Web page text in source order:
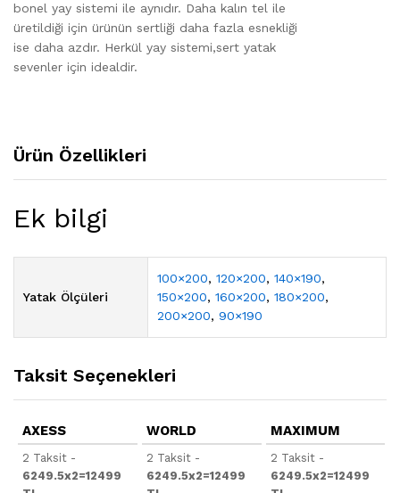
bonel yay sistemi ile aynıdır. Daha kalın tel ile
üretildiği için ürünün sertliği daha fazla esnekliği
ise daha azdır. Herkül yay sistemi,sert yatak
sevenler için idealdir.
Ürün Özellikleri
Ek bilgi
Yatak Ölçüleri
100×200, 120×200, 140×190,
150×200, 160×200, 180×200,
200×200, 90×190
Taksit Seçenekleri
AXESS
2 Taksit -
6249.5x2=12499
WORLD
2 Taksit -
6249.5x2=12499
MAXIMUM
2 Taksit -
6249.5x2=12499